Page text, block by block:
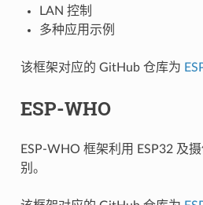
LAN 控制
多种应用示例
该框架对应的 GitHub 仓库为
ESP-WHO
ESP-WHO 框架利用 ESP32 及
别。